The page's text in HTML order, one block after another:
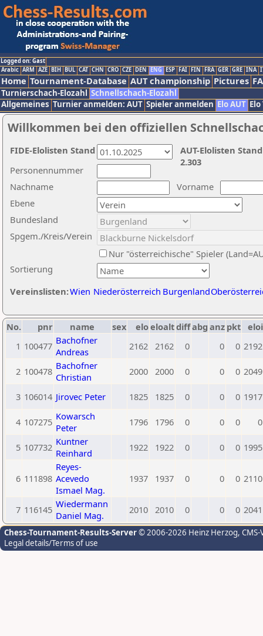
Logged on: Gast
Arabic ARM AZE BIH BUL CAT CHN CRO CZE DEN ENG ESP FAI FIN FRA GER GRE INA
Home Tournament-Database AUT championship Pictures
Turnierschach-Elozahl Schnellschach-Elozahl
Allgemeines Turnier anmelden: AUT Spieler anmelden Elo AUT
Willkommen bei den offiziellen
Nachname
Vorname
Ebene
Sortierung
Personennummer
Bundesland
Spgem./Kreis/Verein
Nur "österreichische" Spieler
Vereinslisten:Wien Niederösterreich Burgenland
AUT-Elolisten
2.303
FIDE-Elolisten Stand
No. pnr name sex eloeloaltdiffabg anz pkt eloi
1 100477 Bachofner
Andreas
2162 2162 0 0 0 2192
2 100478 Bachofner
Christian
2000 2000 0 0 0 2049
3 106014 Jirovec Peter 1825 1825 0 0 0 1917
4 107275 Kowarsch
Peter
1796 1796 0 0 0 0
5 107732 Kuntner
Reinhard
1922 1922 0 0 0 1995
6 111898
Reyes-
Acevedo
Ismael Mag.
1937 1937 0 0 0 2110
7 116145 Wiedermann
Daniel Mag.
2010 2010 0 0 0 2041
Chess-Tournament-Results-Server© 2006-2026 Heinz Herzog,
Legal details/Terms of use